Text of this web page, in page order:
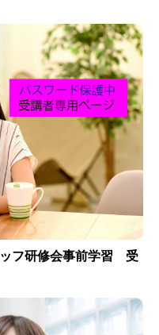
フ研修会事前学習 受